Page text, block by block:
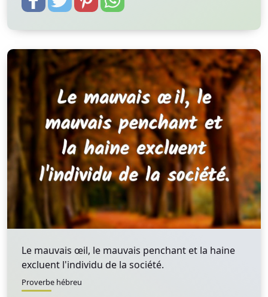
Le mauvais œil, le mauvais penchant et la haine
excluent l'individu de la société.
Proverbe hébreu